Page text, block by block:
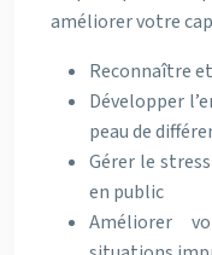
améliorer votre
Reconnaître
Développer
peau de
Gérer le
en public
Améliorer